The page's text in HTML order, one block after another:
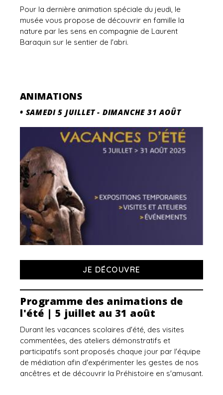
Pour la dernière animation spéciale du jeudi, le
musée vous propose de découvrir en famille la
nature par les sens en compagnie de Laurent
Baraquin sur le sentier de l'abri.
ANIMATIONS
• SAMEDI 5 JUILLET- DIMANCHE 31 AOÛT
JE DÉCOUVRE
Programme des animations de
l'été | 5 juillet au 31 août
Durant les vacances scolaires d'été, des visites
commentées, des ateliers démonstratifs et
participatifs sont proposés chaque jour par l'équipe
de médiation afin d'expérimenter les gestes de nos
ancêtres et de découvrir la Préhistoire en s'amusant.